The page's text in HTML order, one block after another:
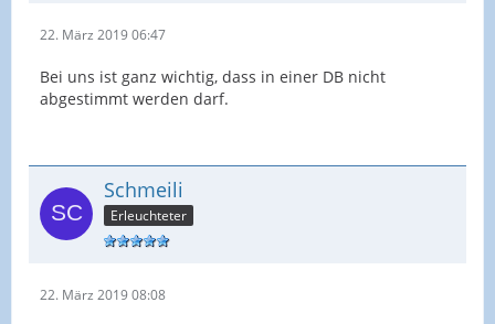
22. März 2019 06:47
Bei uns ist ganz wichtig, dass in einer DB nicht
abgestimmt werden darf.
Schmeili
Erleuchteter
22. März 2019 08:08